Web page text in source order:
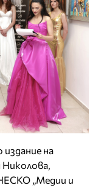
на
Николова,
„Медии и